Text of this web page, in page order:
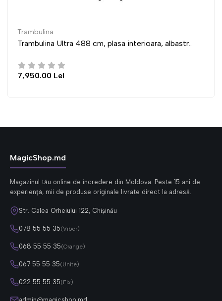
interioara, albastr.. Trambulina Ultra 435
MagicShop.md
Magazinul tău online de încredere din Moldova. Peste 15 ani de
experiență, mii de produse originale livrate direct la adresă.
Str. Calea Orheiului 122, Chișinău
078 55 55 35(Viber)
068 55 55 35(Orange)
067 55 55 35(Unite)
022 55 55 35(Fix)